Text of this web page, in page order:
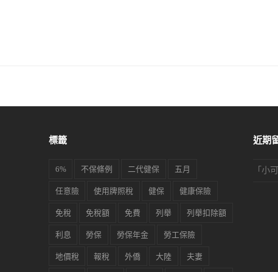
標籤
6% 不保條例 二代健保 五月
任意險 使用牌照稅 健保 健康保險
免稅 免稅額 免費 列舉 列舉扣除額
利息 勞保 勞保年金 勞工保險
地價稅 報稅 外僑 大陸 夫妻
近期
「 小可